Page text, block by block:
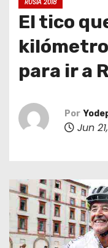
RUSIA 2018
El tico
para ir a
Por
Jun